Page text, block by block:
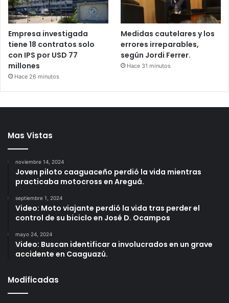
Empresa investigada
tiene 18 contratos solo
con IPS por USD 77
millones
Hace 26 minutos
Medidas cautelares y los
errores irreparables,
según Jordi Ferrer.
Hace 31 minutos
Mas Vistas
noviembre 14, 2024
Joven piloto caaguaceño perdió la vida mientras
practicaba motocross en Areguá.
septiembre 1, 2024
Video: Moto viajante perdió la vida tras perder el
control de su biciclo en José D. Ocampos
mayo 24, 2024
Video: Buscan identificar a involucrados en un grave
accidente en Caaguazú.
Modificadas